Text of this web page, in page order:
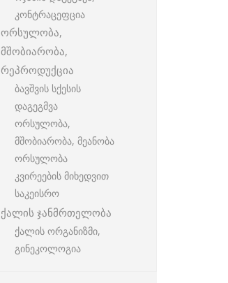
კონტრაცეფცია
ორსულობა,
მშობიარობა,
რეპროდუქცია
ბავშვის სქესის
დაგეგმვა
ორსულობა,
მშობიარობა, მეანობა
ორსულობა
კვირეების მიხედვით
საკეისრო
ქალის ჯანმრთელობა
ქალის ორგანიზმი,
გინეკოლოგია